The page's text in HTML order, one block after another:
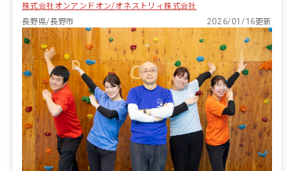
株式会社オンアンドオン/オネストリィ株式会社
長野県/長野市
2026/01/16更新